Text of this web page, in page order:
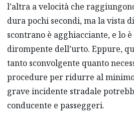
l’altra a velocità che
dura pochi secondi, ma la vista
scontrano è agghiacciante, e lo
dirompente dell’urto. Eppure,
tanto sconvolgente quanto
procedure per ridurre al
grave incidente stradale
conducente e passeggeri.